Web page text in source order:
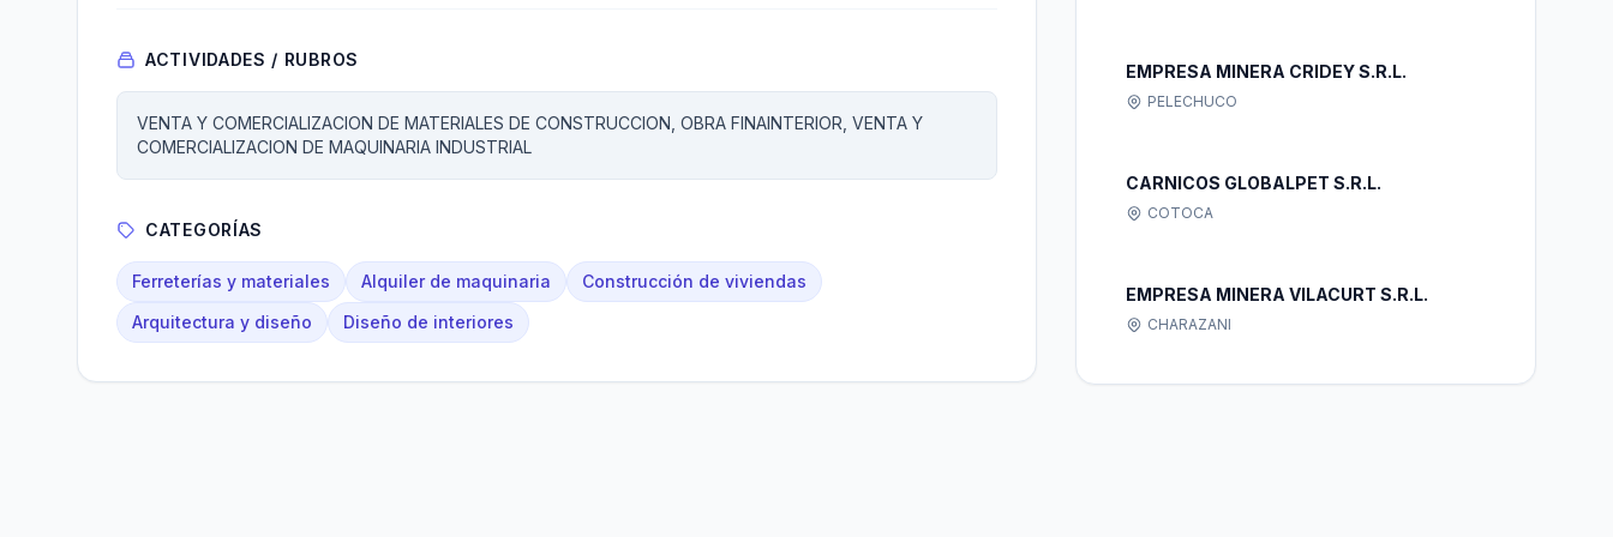
ACTIVIDADES / RUBROS
VENTA Y COMERCIALIZACION DE MATERIALES DE CONSTRUCCION, OBRA FINAINTERIOR, VENTA Y
COMERCIALIZACION DE MAQUINARIA INDUSTRIAL
CATEGORÍAS
Ferreterías y materiales Alquiler de maquinaria
Construcción de viviendas
Arquitectura y diseño
Diseño de interiores
EMPRESA MINERA CRIDEY S.R.L.
PELECHUCO
CARNICOS GLOBALPET S.R.L.
COTOCA
EMPRESA MINERA VILACURT S.R.L.
CHARAZANI